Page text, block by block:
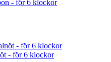
- för 6 klockor
- för 6 klockor